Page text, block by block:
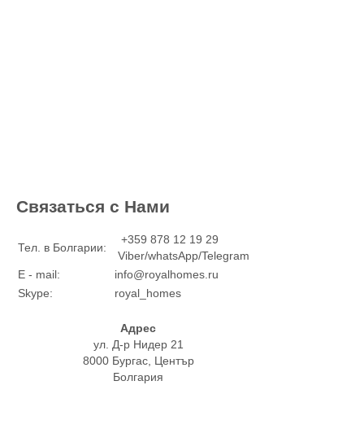
Связаться с Нами
Тел. в Болгарии:
+359 878 12 19 29
Viber/whatsApp/Telegram
E - mail:
info@royalhomes.ru
Skype:
royal_homes
Адрес
ул. Д-р Нидер 21
8000 Бургас, Център
Болгария